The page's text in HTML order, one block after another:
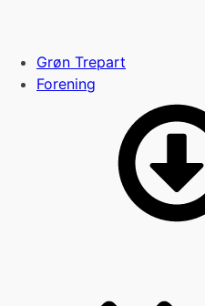
Grøn Trepart
Forening